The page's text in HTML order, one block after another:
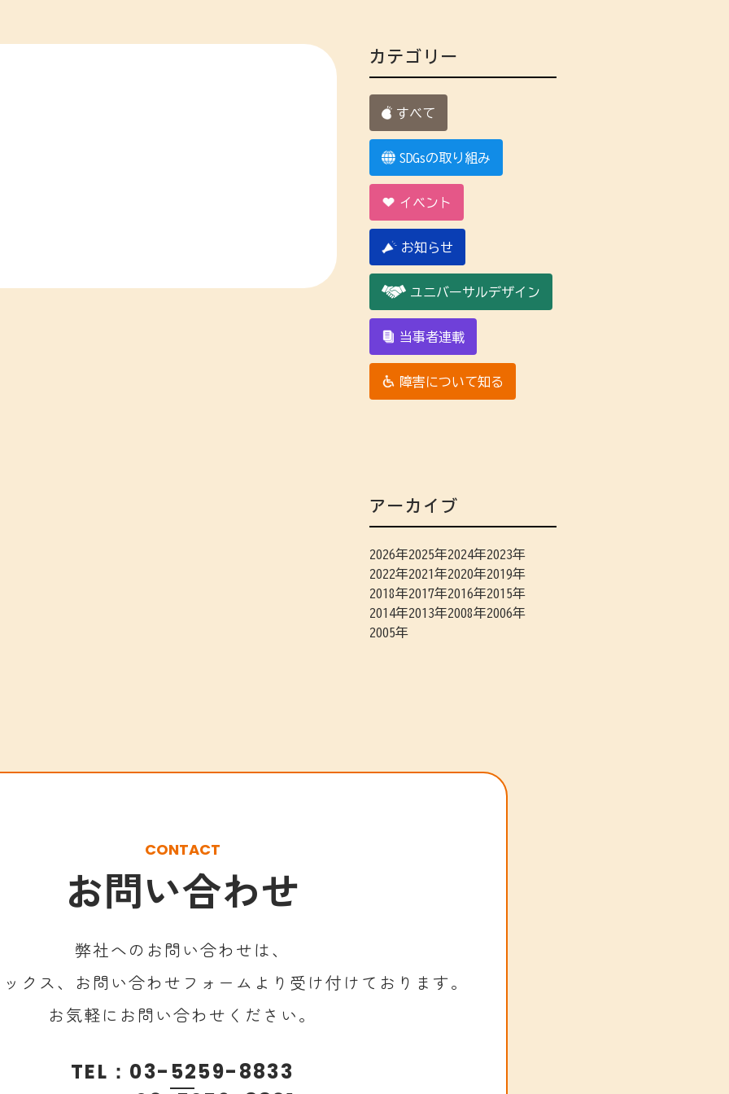
カテゴリー
すべて
SDGsの取り組み
イベント
お知らせ
ユニバーサルデザイン
当事者連載
障害について知る
アーカイブ
2026年2025年2024年2023年
2022年2021年2020年2019年
2018年2017年2016年2015年
2014年2013年2008年2006年
2005年
CONTACT
お問い合わせ
弊社へのお問い合わせは、
クス、お問い合わせフォームより 受け付けております。
お気軽にお問い合わせください。
TEL： 03-5259-8833